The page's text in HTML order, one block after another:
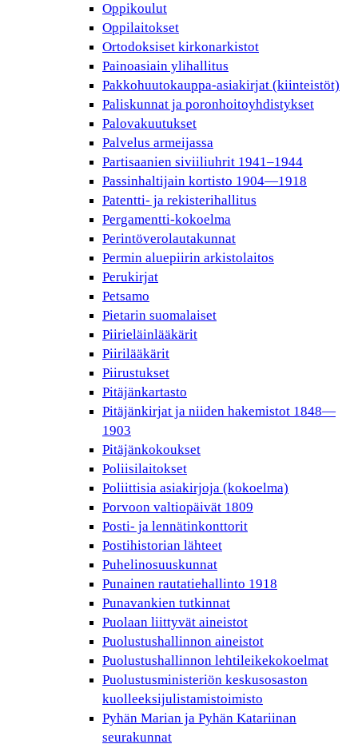
Oppikoulut
Oppilaitokset
Ortodoksiset kirkonarkistot
Painoasiain ylihallitus
Pakkohuutokauppa-asiakirjat (kiinteistöt)
Paliskunnat ja poronhoitoyhdistykset
Palovakuutukset
Palvelus armeijassa
Partisaanien siviiliuhrit 1941–1944
Passinhaltijain kortisto 1904—1918
Patentti- ja rekisterihallitus
Pergamentti-kokoelma
Perintöverolautakunnat
Permin aluepiirin arkistolaitos
Perukirjat
Petsamo
Pietarin suomalaiset
Piirieläinlääkärit
Piirilääkärit
Piirustukset
Pitäjänkartasto
Pitäjänkirjat ja niiden hakemistot 1848—
1903
Pitäjänkokoukset
Poliisilaitokset
Poliittisia asiakirjoja (kokoelma)
Porvoon valtiopäivät 1809
Posti- ja lennätinkonttorit
Postihistorian lähteet
Puhelinosuuskunnat
Punainen rautatiehallinto 1918
Punavankien tutkinnat
Puolaan liittyvät aineistot
Puolustushallinnon aineistot
Puolustushallinnon lehtileikekokoelmat
Puolustusministeriön keskusosaston
kuolleeksijulistamistoimisto
Pyhän Marian ja Pyhän Katariinan
seurakunnat